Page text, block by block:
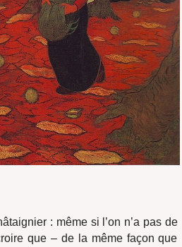
: même si l’on n’a pas de
que – de la même façon que